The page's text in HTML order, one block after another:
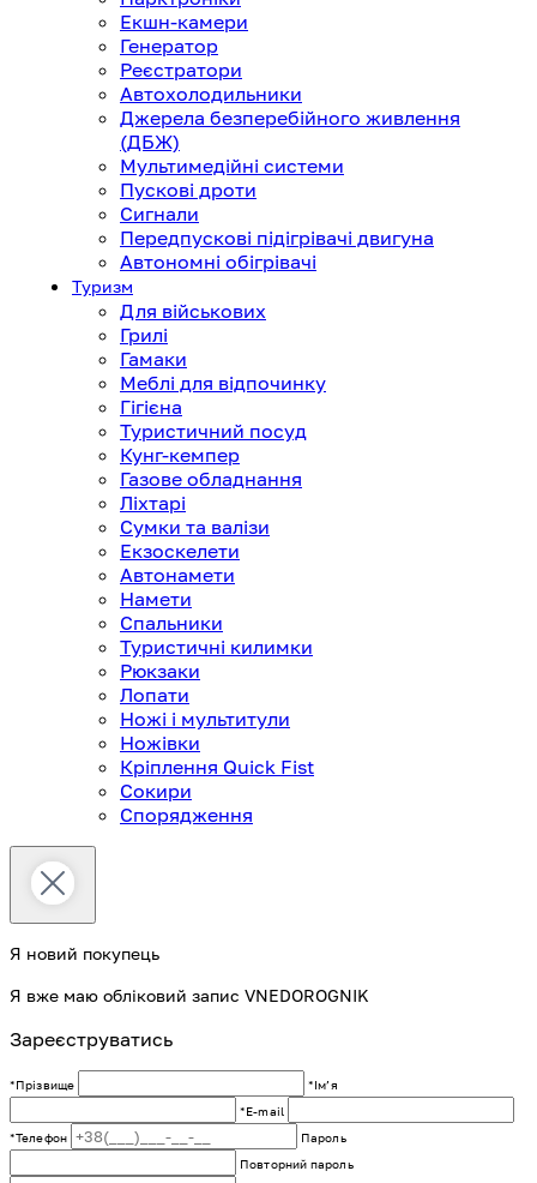
Екшн-камери
Генератор
Реєстратори
Автохолодильники
Джерела безперебійного живлення
(ДБЖ)
Мультимедійні системи
Пускові дроти
Сигнали
Передпускові підігрівачі двигуна
Автономні обігрівачі
Туризм
Для військових
Грилі
Гамаки
Меблі для відпочинку
Гігієна
Туристичний посуд
Кунг-кемпер
Газове обладнання
Ліхтарі
Сумки та валізи
Екзоскелети
Автонамети
Намети
Спальники
Туристичні килимки
Рюкзаки
Лопати
Ножі і мультитули
Ножівки
Кріплення Quick Fist
Сокири
Спорядження
Я новий покупець
Я вже маю обліковий запис VNEDOROGNIK
Зареєструватись
*Прізвище
*Імʼя
*E-mail
*Телефон
Пароль
Повторний пароль